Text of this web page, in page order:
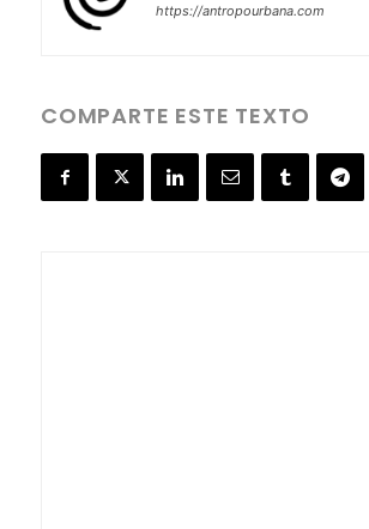
https://antropourbana.com
COMPARTE ESTE TEXTO